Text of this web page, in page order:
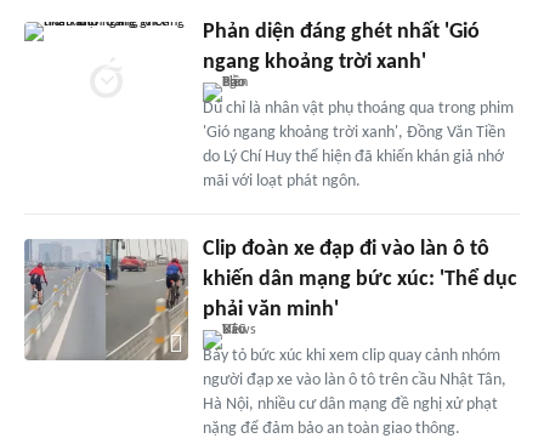
Phản diện đáng ghét nhất 'Gió
ngang khoảng trời xanh'
Dù chỉ là nhân vật phụ thoáng qua trong phim
'Gió ngang khoảng trời xanh', Đồng Văn Tiền
do Lý Chí Huy thể hiện đã khiến khán giả nhớ
mãi với loạt phát ngôn.
Clip đoàn xe đạp đi vào làn ô tô
khiến dân mạng bức xúc: 'Thể dục
phải văn minh'
Bày tỏ bức xúc khi xem clip quay cảnh nhóm
người đạp xe vào làn ô tô trên cầu Nhật Tân,
Hà Nội, nhiều cư dân mạng đề nghị xử phạt
nặng để đảm bảo an toàn giao thông.